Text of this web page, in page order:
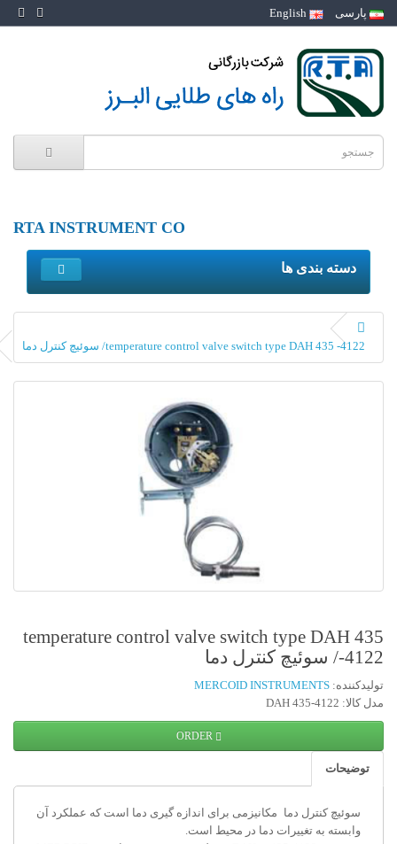
پارسی English
RTA INSTRUMENT CO
دسته بندی ها
temperature control valve switch type DAH 435 -4122/ سوئیچ کنترل دما
temperature control valve switch type DAH 435
-4122/ سوئیچ کنترل دما
تولیدکننده:MERCOID INSTRUMENTS
مدل کالا: DAH 435-4122
ORDER
توضیحات
سوئیچ کنترل دما مکانیزمی برای اندازه گیری دما است که عملکرد آن
وابسته به تغییرات دما در محیط است.